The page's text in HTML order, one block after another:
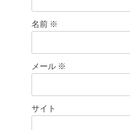
名前 ※
メール ※
サイト